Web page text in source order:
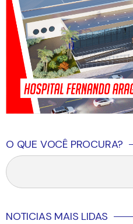
O QUE VOCÊ PROCURA?
NOTICIAS MAIS LIDAS